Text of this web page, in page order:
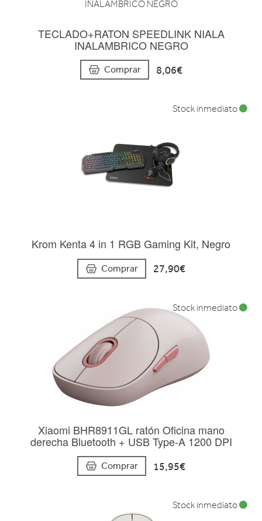
TECLADO+RATON SPEEDLINK NIALA
INALAMBRICO NEGRO
Comprar 8,06€
Krom Kenta 4 in 1 RGB Gaming Kit, Negro
Comprar 27,90€
Stock inmediato
Xiaomi BHR8911GL ratón Oficina mano
derecha Bluetooth + USB Type-A 1200 DPI
Comprar 15,95€
Stock inmediato
Stock inmediato